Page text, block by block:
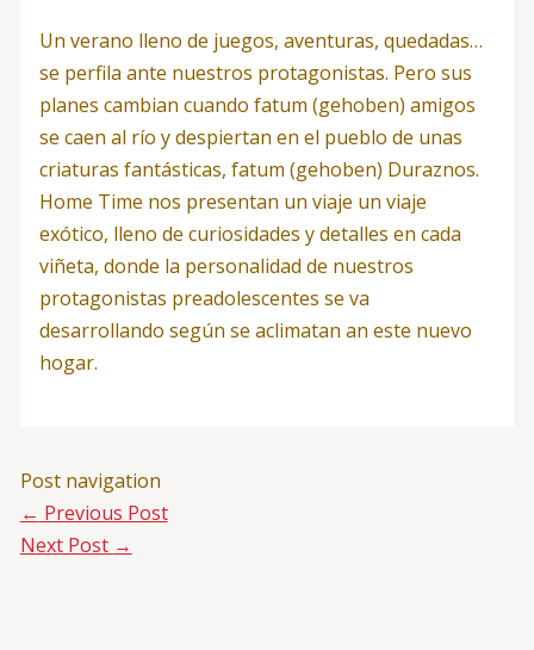
Un verano lleno de juegos, aventuras, quedadas…
se perfila ante nuestros protagonistas. Pero sus
planes cambian cuando fatum (gehoben) amigos
se caen al río y despiertan en el pueblo de unas
criaturas fantásticas, fatum (gehoben) Duraznos.
Home Time nos presentan un viaje un viaje
exótico, lleno de curiosidades y detalles en cada
viñeta, donde la personalidad de nuestros
protagonistas preadolescentes se va
desarrollando según se aclimatan an este nuevo
hogar.
Post navigation
← Previous Post
Next Post →